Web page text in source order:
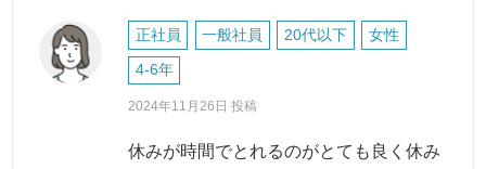
正社員 一般社員 20代以下 女性
4-6年
2024年11月26日 投稿
休みが時間でとれるのがとても良く休み